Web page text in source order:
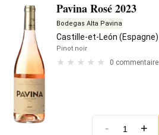
Pavina Rosé 2023
Bodegas Alta Pavina
Castille-et-León (Espagne)
Pinot noir
0 commentaire
- +